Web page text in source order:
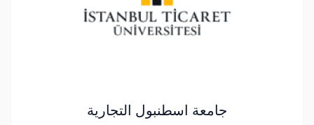
جامعة اسطنبول التجارية